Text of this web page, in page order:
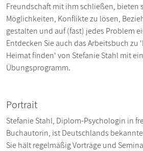
Freundschaft mit ihm schließen, bieten
Möglichkeiten, Konflikte zu lösen,
gestalten und auf (fast) jedes Problem
Entdecken Sie auch das Arbeitsbuch zu
Heimat finden' von Stefanie Stahl mit
Übungsprogramm.
Portrait
Stefanie Stahl, Diplom-Psychologin in
Buchautorin, ist Deutschlands
Sie hält regelmäßig Vorträge und